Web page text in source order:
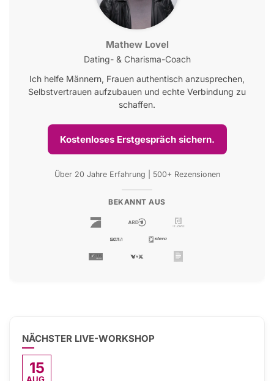
Mathew Lovel
Dating- & Charisma-Coach
Ich helfe Männern, Frauen authentisch anzusprechen,
Selbstvertrauen aufzubauen und echte Verbindung zu
schaffen.
Kostenloses Erstgespräch sichern.
Über 20 Jahre Erfahrung | 500+ Rezensionen
BEKANNT AUS
NÄCHSTER LIVE-WORKSHOP
15
AUG.